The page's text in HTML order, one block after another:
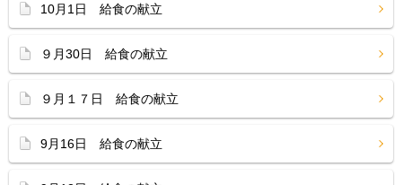
10月1日 給食の献立
９月30日 給食の献立
９月１７日 給食の献立
9月16日 給食の献立